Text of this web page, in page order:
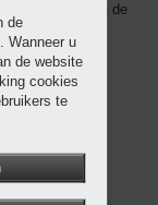
accepteren en de
de
Wanneer u
de website
cookies
te